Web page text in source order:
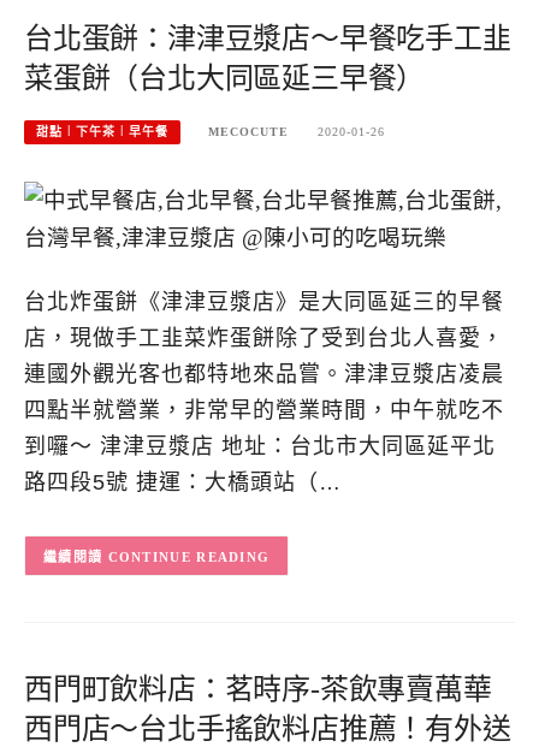
台北蛋餅：津津豆漿店～早餐吃手工韭
菜蛋餅（台北大同區延三早餐）
甜點︱下午茶︱早午餐 MECOCUTE 2020-01-26
台北炸蛋餅《津津豆漿店》是大同區延三的早餐
店，現做手工韭菜炸蛋餅除了受到台北人喜愛，
連國外觀光客也都特地來品嘗。津津豆漿店凌晨
四點半就營業，非常早的營業時間，中午就吃不
到囉～ 津津豆漿店 地址：台北市大同區延平北
路四段5號 捷運：大橋頭站（…
CONTINUE READING
西門町飲料店：茗時序-茶飲專賣萬華
西門店～台北手搖飲料店推薦！有外送